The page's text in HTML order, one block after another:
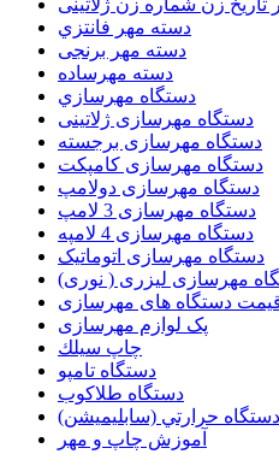
دسته مهر فانتزي
دسته مهر برنجی
دسته مهرساده
دستگاه مهرسازي
دستگاه مهرسازی ژلاتینی
دستگاه مهرسازی برجسته
دستگاه مهرسازی کامپکت
دستگاه مهرسازی دولامپ
دستگاه مهرسازی 3 لامپ
دستگاه مهرسازی 4 لامپه
دستگاه مهرسازی اتوماتیک
مهرسازی لیزری ( نوری)
دستگاه های مهرسازی
پک لوازم مهرسازی
چاپ سيلك
دستگاه تامپو
دستگاه طلاکوب
دستگاه حرارتي (سابليميشن)
آموزش چاپ و مهر